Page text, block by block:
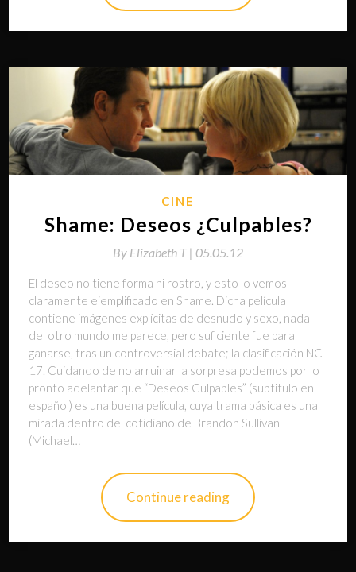
CINE
Shame: Deseos ¿Culpables?
By Elizabeth T | 05.05.12
El deseo no tiene forma ni rostro, y esto lo vemos
claramente ejemplificado en Shame. Dicha película
contiene imágenes explícitas de desnudo y sexo, nada
del otro mundo me parece, pero suficiente fue para
ganarse, tras un controversial debate; la clasificación NC-
17. Cuidando de no arruinar la sorpresa podemos por lo
pronto adelantar que “Deseos Culpables” (subtitulo en
español) es una buena película, cuya trama básica es una
mirada dentro del cotidiano de Brandon Sullivan
(Michael…
Continue reading